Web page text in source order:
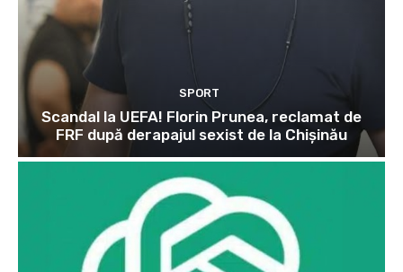
SPORT
Scandal la UEFA! Florin Prunea, reclamat de
FRF după derapajul sexist de la Chișinău